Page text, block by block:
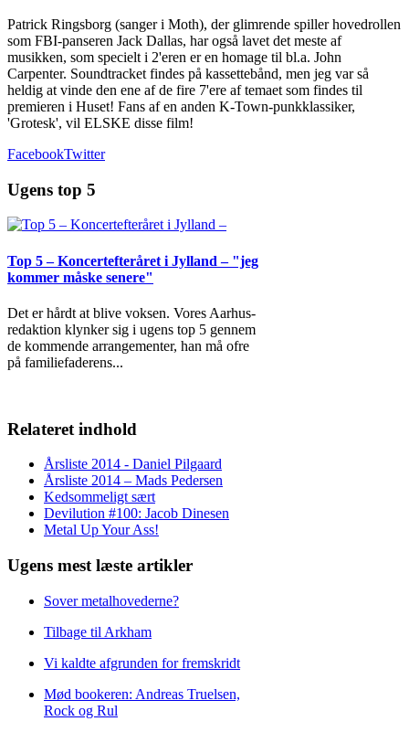
Patrick Ringsborg (sanger i Moth), der glimrende spiller hovedrollen
som FBI-panseren Jack Dallas, har også lavet det meste af
musikken, som specielt i 2'eren er en homage til bl.a. John
Carpenter. Soundtracket findes på kassettebånd, men jeg var så
heldig at vinde den ene af de fire 7'ere af temaet som findes til
premieren i Huset! Fans af en anden K-Town-punkklassiker,
'Grotesk', vil ELSKE disse film!
FacebookTwitter
Ugens top 5
Top 5 – Koncertefteråret i Jylland – "jeg
kommer måske senere"
Det er hårdt at blive voksen. Vores Aarhus-
redaktion klynker sig i ugens top 5 gennem
de kommende arrangementer, han må ofre
på familiefaderens...
Relateret indhold
Årsliste 2014 - Daniel Pilgaard
Årsliste 2014 – Mads Pedersen
Kedsommeligt sært
Devilution #100: Jacob Dinesen
Metal Up Your Ass!
Ugens mest læste artikler
Sover metalhovederne?
Tilbage til Arkham
Vi kaldte afgrunden for fremskridt
Mød bookeren: Andreas Truelsen,
Rock og Rul